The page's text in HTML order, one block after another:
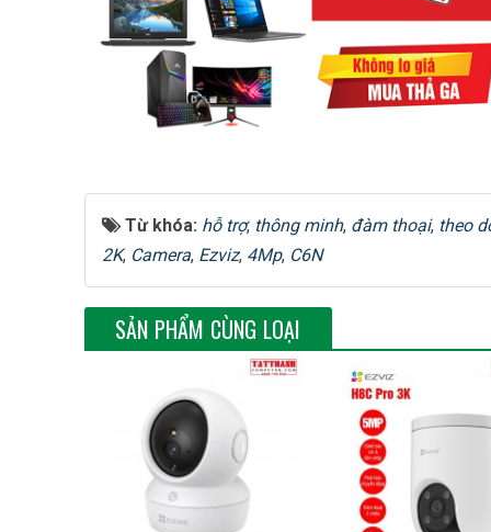
Công nghệ WDR
Nén video
Độ phân giải tối ưu
Tỷ lệ khung hình
Báo động thông minh
Ghép cặp Wi-Fi
Giao thức
Từ khóa: hỗ trợ, thông minh, đàm thoại, theo
2K, Camera, Ezviz, 4Mp, C6N
SẢN PHẨM CÙNG LOẠI